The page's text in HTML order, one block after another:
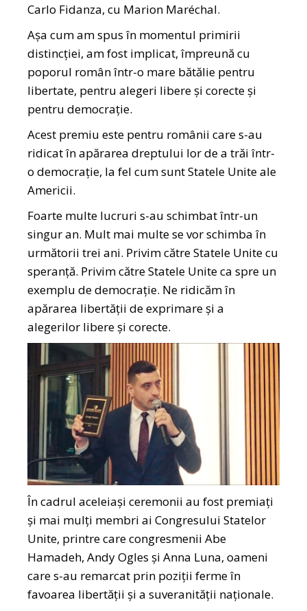
Carlo Fidanza, cu Marion Maréchal.
Așa cum am spus în momentul primirii
distincției, am fost implicat, împreună cu
poporul român într-o mare bătălie pentru
libertate, pentru alegeri libere și corecte și
pentru democrație.
Acest premiu este pentru românii care s-au
ridicat în apărarea dreptului lor de a trăi într-
o democrație, la fel cum sunt Statele Unite ale
Americii.
Foarte multe lucruri s-au schimbat într-un
singur an. Mult mai multe se vor schimba în
următorii trei ani. Privim către Statele Unite cu
speranță. Privim către Statele Unite ca spre un
exemplu de democrație. Ne ridicăm în
apărarea libertății de exprimare și a
alegerilor libere și corecte.
În cadrul aceleiași ceremonii au fost premiați
și mai mulți membri ai Congresului Statelor
Unite, printre care congresmenii Abe
Hamadeh, Andy Ogles și Anna Luna, oameni
care s-au remarcat prin poziții ferme în
favoarea libertății și a suveranității naționale.